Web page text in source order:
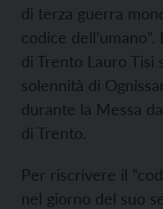
di terza guerra
codice
di Trento Lauro Tisi
solennità di
durante la Messa
di Trento.
Per riscrivere il
nel giorno del suo